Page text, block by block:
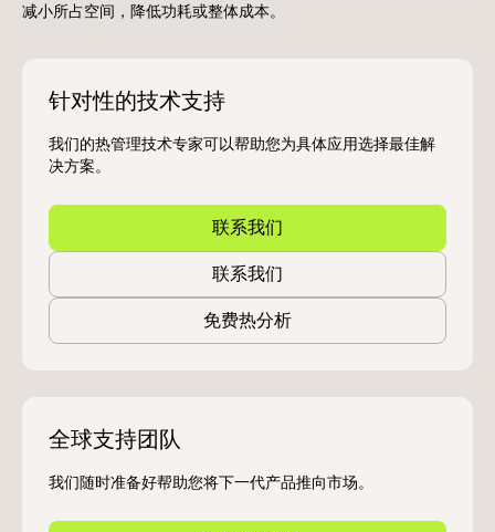
减小所占空间，降低功耗或整体成本。
针对性的技术支持
我们的热管理技术专家可以帮助您为具体应用选择最佳解
决方案。
联系我们
联系我们
免费热分析
全球支持团队
我们随时准备好帮助您将下一代产品推向市场。